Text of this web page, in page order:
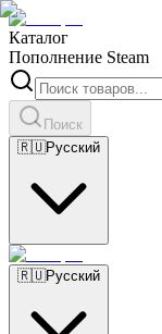
Каталог
Пополнение Steam
Поиск
🇷🇺Русский
🇷🇺Русский